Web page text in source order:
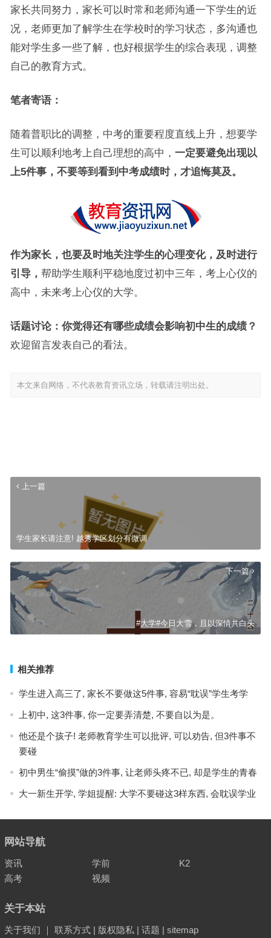
家长共同努力，家长可以时常和老师沟通一下学生的近
况，老师更加了解学生在学校时的学习状态，多沟通也
能对学生多一些了解，也好根据学生的综合表现，调整
自己的教育方式。
笔者寄语：
随着普职比的调整，中考的重要程度直线上升，想要学
生可以顺利地考上自己理想的高中， 一定要避免出现以
上5件事，不要等到看到中考成绩时，才追悔莫及。
作为家长，也要及时地关注学生的心理变化，及时进行
引导， 帮助学生顺利平稳地度过初中三年，考上心仪的
高中，未来考上心仪的大学。
话题讨论：你觉得还有哪些成绩会影响初中生的成绩？
欢迎留言发表自己的看法。
本文来自网络，不代表教育资讯立场，转载请注明出处。
上一篇
学生家长请注意! 越秀学区划分有微调
下一篇
#大学#今日大雪，且以深情共白头
相关推荐
学生进入高三了, 家长不要做这5件事, 容易“耽误”学生考学
上初中, 这3件事, 你一定要弄清楚, 不要自以为是。
他还是个孩子! 老师教育学生可以批评, 可以劝告, 但3件事不
要碰
初中男生“偷摸”做的3件事, 让老师头疼不已, 却是学生的青春
大一新生开学, 学姐提醒: 大学不要碰这3样东西, 会耽误学业
网站导航
资讯 学前
K2
高考
视频
关于本站
关于我们 ｜ 联系方式| 版权隐私 | 话题 | sitemap